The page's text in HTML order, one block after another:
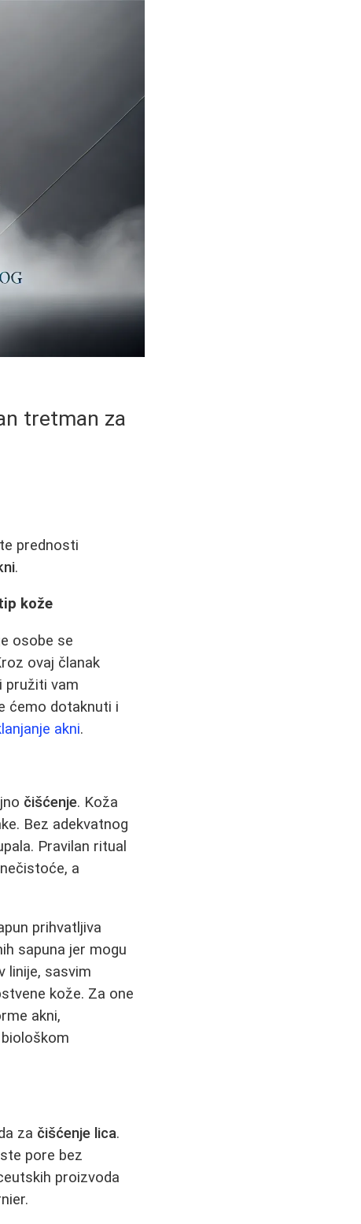
tretman za
prednosti
.
kože
osobe se
ovaj članak
pružiti vam
ćemo dotaknuti i
akni.
čišćenje. Koža
Bez adekvatnog
Pravilan ritual
a
prihvatljiva
sapuna jer mogu
linije, sasvim
kože. Za one
akni,
za čišćenje lica.
pore bez
proizvoda